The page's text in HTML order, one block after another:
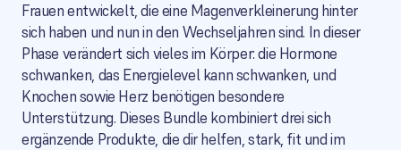
Frauen entwickelt, die eine Magenverkleinerung hinter
sich haben und nun in den Wechseljahren sind. In dieser
Phase verändert sich vieles im Körper: die Hormone
schwanken, das Energielevel kann schwanken, und
Knochen sowie Herz benötigen besondere
Unterstützung. Dieses Bundle kombiniert drei sich
ergänzende Produkte, die dir helfen, stark, fit und im